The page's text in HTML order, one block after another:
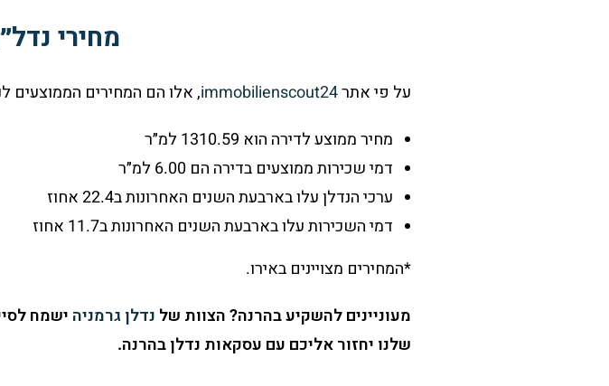
מחירי
על פי אתרimmobilienscout24
, אלו הם המחירים הממוצעים
מחיר ממוצע לדירה הוא 1310.59 למ״ר
דמי שכירות ממוצעים בדירה הם 6.00 למ״ר
ערכי הנדלן עלו בארבעת השנים האחרונות ב22.4 אחוז
דמי השכירות עלו בארבעת השנים האחרונות ב11.7 אחוז
*המחירים מצויינים באירו.
מעוניינים להשקיע בהרנה? הצוות של נדלן גרמניה ישמח
שלנו יחזור אליכם עם עסקאות נדלן בהרנה.